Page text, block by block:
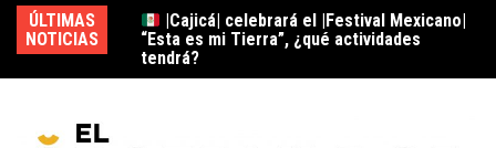
ÚLTIMAS
NOTICIAS
está casi
en
|Cajicá| celebrará el |Festival Mexicano|
“Esta es mi Tierra”, ¿qué actividades
tendrá?